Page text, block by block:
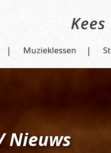
Muzieklessen
Nieuws